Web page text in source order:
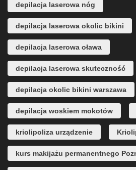
depilacja laserowa nóg
depilacja laserowa okolic bikini
depilacja laserowa oława
depilacja laserowa skuteczność
depilacja okolic bikini warszawa
depilacja woskiem mokotów
kriolipoliza urządzenie
kurs makijażu permanentnego